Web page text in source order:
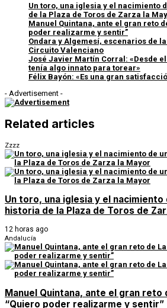
Un toro, una iglesia y el nacimiento
de la Plaza de Toros de Zarza la
Manuel Quintana, ante el gran reto
poder realizarme y sentir”
Ondara y Algemesí, escenarios de
Circuito Valenciano
José Javier Martín Corral: «Desde
tenía algo innato para torear»
Félix Bayón: «Es una gran
- Advertisement -
Related articles
Zzzz
Un toro, una iglesia y el nacimiento
historia de la Plaza de Toros de
12 horas ago
Andalucía
Manuel Quintana, ante el gran reto
“Quiero poder realizarme y sentir”